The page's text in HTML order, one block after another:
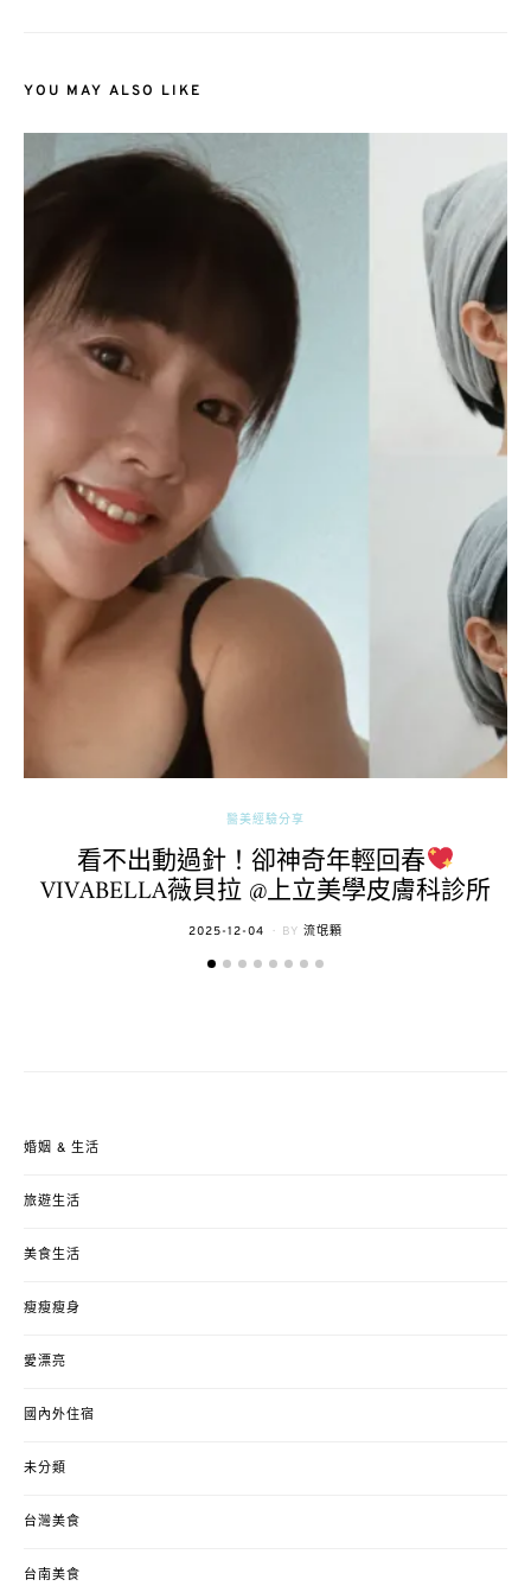
YOU MAY ALSO LIKE
醫美經驗分享
看不出動過針！卻神奇年輕回春
VIVABELLA薇貝拉 @上立美學皮膚科診所
POSTED
2025-12-04 BY 流氓顆
婚姻 & 生活
旅遊生活
美食生活
瘦瘦瘦身
愛漂亮
國內外住宿
未分類
台灣美食
台南美食